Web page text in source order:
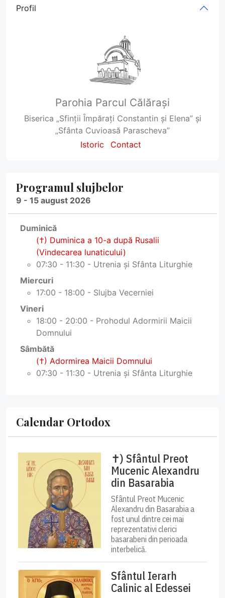
Profil
Parohia Parcul Călărași
Biserica „Sfinții Împărați Constantin și Elena” și
„Sfânta Cuvioasă Parascheva”
Istoric
Contact
Programul slujbelor
9 - 15 august 2026
Duminică
(†) Duminica a 10-a după Rusalii
(Vindecarea lunaticului)
07:30 - 11:30 - Utrenia și Sfânta Liturghie
Miercuri
17:00 - 18:00 - Slujba Vecerniei
Vineri
18:00 - 20:00 - Prohodul Adormirii Maicii
Domnului
Sâmbătă
(†) Adormirea Maicii Domnului
07:30 - 11:30 - Utrenia și Sfânta Liturghie
Calendar Ortodox
✝) Sfântul Preot
Mucenic Alexandru
din Basarabia
Sfântul Preot Mucenic
Alexandru din Basarabia a
fost unul dintre cei mai
reprezentativi clerici
basarabeni din perioada
interbelică.
Sfântul Ierarh
Calinic al Edessei